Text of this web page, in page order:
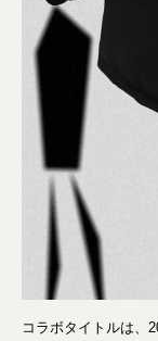
コラボタイトルは、